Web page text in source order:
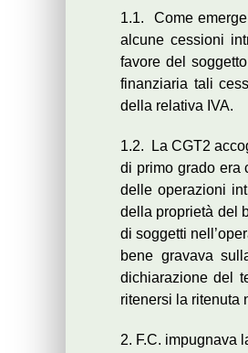
1.1. Come
alcune cessioni
favore del
finanziaria tali
della relativa IVA.
1.2. La CGT2
di primo grado era
delle operazioni
della proprietà del
di soggetti
bene gravava
dichiarazione del
ritenersi la ritenuta
2. F.C. impugnava